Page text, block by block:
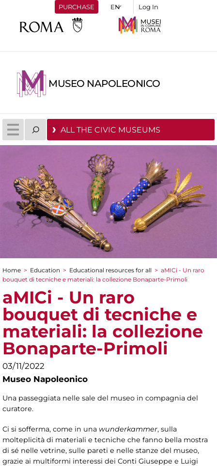
PURCHASE Log In
MUSEO NAPOLEONICO
ALL THE CIVIC MUSEUMS
You are here
Home > Education > Educational resources for all > aMICi - Un raro
bouquet di tecniche e materiali: la collezione Bonaparte-Primoli
aMICi - Un raro
bouquet di tecniche e
materiali: la collezione
Bonaparte-Primoli
03/11/2022
Museo Napoleonico
Una passeggiata nelle sale del museo in compagnia del
curatore.
Ci si sofferma, come in una wunderkammer, sulla
molteplicità di materiali e tecniche che fanno bella mostra
di sé nelle vetrine, sulle pareti e nelle stanze del museo,
grazie ai multiformi interessi dei Conti Giuseppe e Luigi